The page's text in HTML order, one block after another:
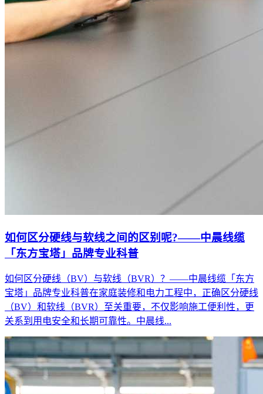
如何区分硬线与软线之间的区别呢?——中晨线缆
「东方宝塔」品牌专业科普
如何区分硬线（BV）与软线（BVR）？——中晨线缆「东方
宝塔」品牌专业科普在家庭装修和电力工程中，正确区分硬线
（BV）和软线（BVR）至关重要，不仅影响施工便利性，更
关系到用电安全和长期可靠性。中晨线...